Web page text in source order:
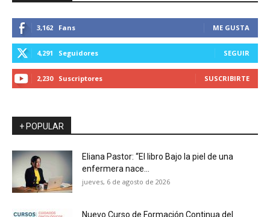
3,162 Fans ME GUSTA
4,291 Seguidores SEGUIR
2,230 Suscriptores SUSCRIBIRTE
+ POPULAR
Eliana Pastor: “El libro Bajo la piel de una
enfermera nace...
jueves, 6 de agosto de 2026
Nuevo Curso de Formación Continua del